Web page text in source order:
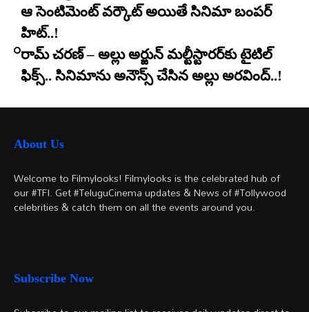
ఆ సెంటిమెంట్ వర్కౌట్ అయితే సినిమా బంపర్
హిట్..!
రామ్ చరణ్ – అల్లు అర్జున్ మల్టీస్టారర్​కు టైటిల్
ఫిక్స్.. సినిమాను అనౌన్స్ చేసిన అల్లు అరవింద్..!
About Us
Welcome to Filmylooks! Filmylooks is the celebrated hub of
our #TFI. Get #TeluguCinema updates & News of #Tollywood
celebrities & catch them on all the events around you.
Subscribe Now